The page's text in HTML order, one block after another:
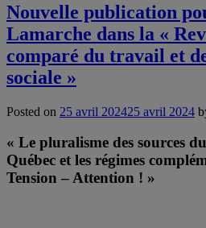
Nouvelle publication
Lamarche dans la «
comparé du travail et
sociale »
Posted on 25 avril 202425 avril 2024
« Le pluralisme des sources
Québec et les régimes
Tension – Attention ! »